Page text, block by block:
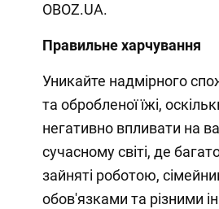
OBOZ.UA.
Правильне харчування
Уникайте надмірного
та обробленої їжі,
негативно впливати на
сучасному світі, де
зайняті роботою,
обов'язками та різними